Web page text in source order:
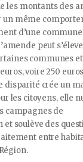
les montants des
un même
d’une
peut
communes
voire 250
disparité crée un
les citoyens, elle
campagnes de
et soulève des
entre